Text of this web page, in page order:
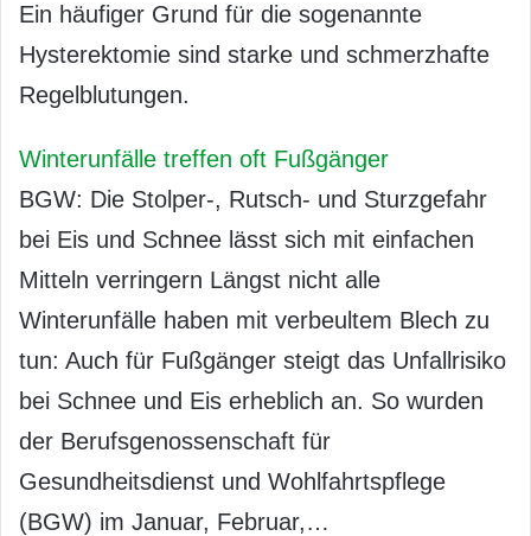
Ein häufiger Grund für die sogenannte
Hysterektomie sind starke und schmerzhafte
Regelblutungen.
Winterunfälle treffen oft Fußgänger
BGW: Die Stolper-, Rutsch- und Sturzgefahr
bei Eis und Schnee lässt sich mit einfachen
Mitteln verringern Längst nicht alle
Winterunfälle haben mit verbeultem Blech zu
tun: Auch für Fußgänger steigt das Unfallrisiko
bei Schnee und Eis erheblich an. So wurden
der Berufsgenossenschaft für
Gesundheitsdienst und Wohlfahrtspflege
(BGW) im Januar, Februar,…